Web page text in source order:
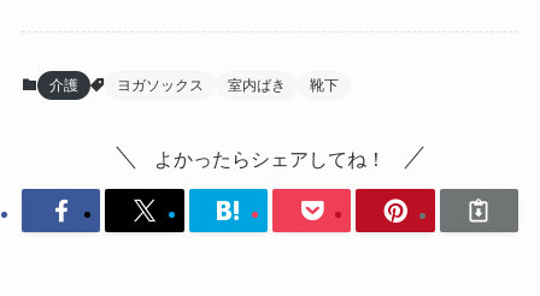
介護 ヨガソックス 室内ばき 靴下
よかったらシェアしてね！